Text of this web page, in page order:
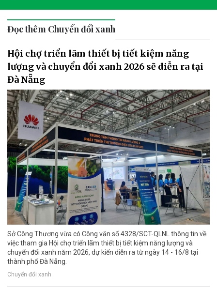
Đọc thêm Chuyển đổi xanh
Hội chợ triển lãm thiết bị tiết kiệm năng
lượng và chuyển đổi xanh 2026 sẽ diễn ra tại
Đà Nẵng
Sở Công Thương vừa có Công văn số 4328/SCT-QLNL thông tin về
việc tham gia Hội chợ triển lãm thiết bị tiết kiệm năng lượng và
chuyển đổi xanh năm 2026, dự kiến diễn ra từ ngày 14 - 16/8 tại
thành phố Đà Nẵng.
Chuyển đổi xanh